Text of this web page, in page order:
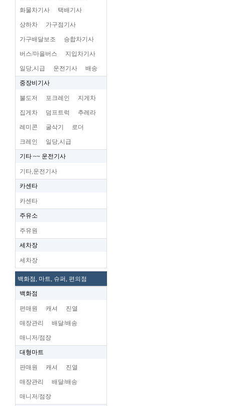
화물차기사 택배기사
상하차 가구점기사
가구배달보조 승합차기사
버스/마을버스 지입차기사
일당,시급 운전기사 배송
중장비기사
불도저 포크레인 지게차
집게차 덤프트럭 추레라
레미콘 굴삭기 로더
크레인 일당,시급
기타 ~~ 운전기사
기타,운전기사
카센타
카센타
주유소
주유원
세차장
세차장
백화점, 마트, 슈퍼, 편의점
백화점
편매원 캐셔 진열
매장관리 배달/배송
매니저/점장
대형마트
판매원 캐셔 진열
매장관리 배달/배송
매니저/점장